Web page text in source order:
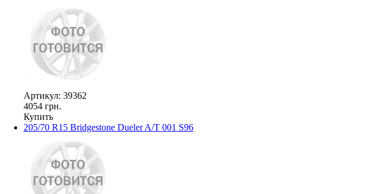
Артикул: 39362
4054 грн.
Купить
205/70 R15 Bridgestone Dueler A/T 001 S96